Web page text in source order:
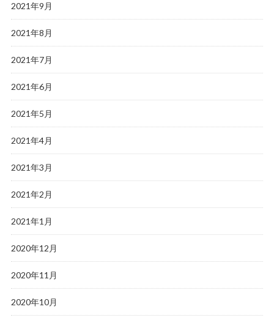
2021年9月
2021年8月
2021年7月
2021年6月
2021年5月
2021年4月
2021年3月
2021年2月
2021年1月
2020年12月
2020年11月
2020年10月